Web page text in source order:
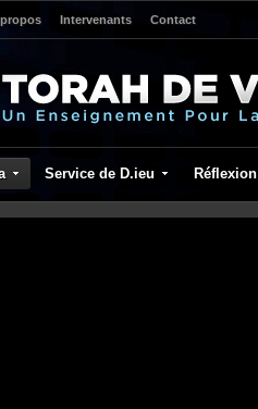
Intervenants Contact
Service de D.ieu Réflexion